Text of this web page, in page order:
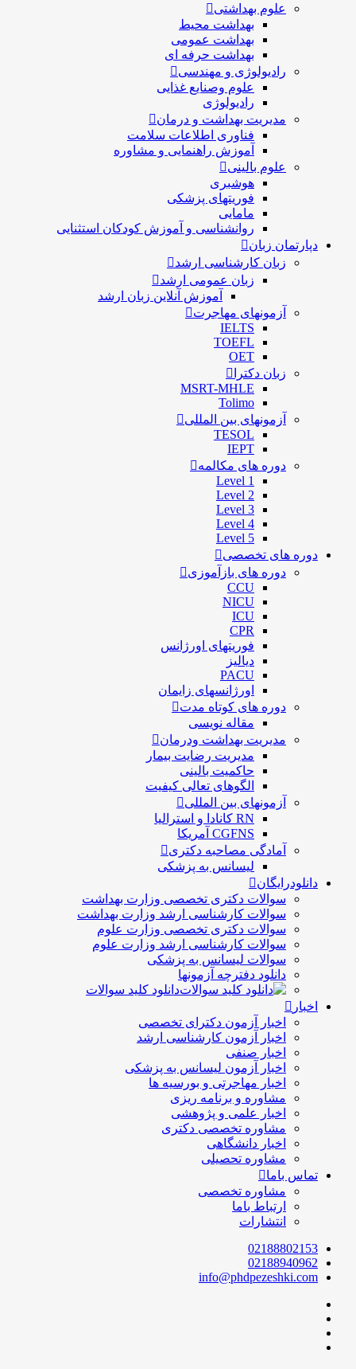
علوم بهداشتی
بهداشت محیط
بهداشت عمومی
بهداشت حرفه ای
رادیولوژی و مهندسی
علوم وصنایع غذایی
رادیولوژی
مدیریت بهداشت و درمان
فناوری اطلاعات سلامت
آموزش راهنمایی و مشاوره
علوم بالینی
هوشبری
فوریتهای پزشکی
مامایی
روانشناسی و آموزش کودکان استثنایی
دپارتمان زبان
زبان کارشناسی ارشد
زبان عمومی ارشد
آموزش آنلاین زبان ارشد
آزمونهای مهاجرت
IELTS
TOEFL
OET
زبان دکترا
MSRT-MHLE
Tolimo
آزمونهای بین المللی
TESOL
IEPT
دوره های مکالمه
Level 1
Level 2
Level 3
Level 4
Level 5
دوره های تخصصی
دوره های بازآموزی
CCU
NICU
ICU
CPR
فوریتهای اورژانس
دیالیز
PACU
اورژانسهای زایمان
دوره های کوتاه مدت
مقاله نویسی
مدیریت بهداشت ودرمان
مديريت رضايت بيمار
حاكميت بالينی
الگوهای تعالی کيفيت
آزمونهای بین المللی
RN کانادا و استرالیا
CGFNS آمریکا
آمادگی مصاحبه دکتری
لیسانس به پزشکی
دانلودرایگان
سوالات دکتری تخصصی وزارت بهداشت
سوالات کارشناسی ارشد وزارت بهداشت
سوالات دکتری تخصصی وزارت علوم
سوالات کارشناسی ارشد وزارت علوم
سوالات لیسانس به پزشکی
دانلود دفترچه آزمونها
دانلود کلید سوالات
اخبار
اخبار آزمون دکترای تخصصی
اخبار آزمون کارشناسی ارشد
اخبار صنفی
اخبار آزمون لیسانس به پزشکی
اخبار مهاجرتی و بورسیه ها
مشاوره و برنامه ریزی
اخبار علمی و پژوهشی
مشاوره تخصصی دکتری
اخبار دانشگاهی
مشاوره تحصیلی
تماس باما
مشاوره تخصصی
ارتباط باما
انتشارات
02188802153
02188940962
info@phdpezeshki.com